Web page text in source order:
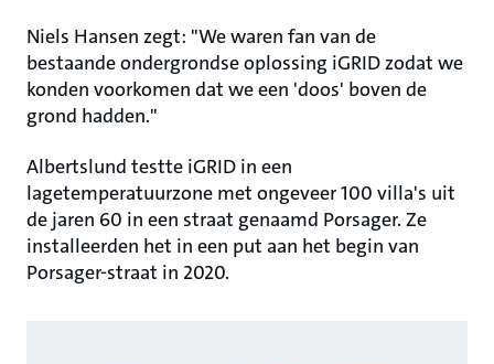
Niels Hansen zegt: "We waren fan van de
bestaande ondergrondse oplossing iGRID zodat we
konden voorkomen dat we een 'doos' boven de
grond hadden."
Albertslund testte iGRID in een
lagetemperatuurzone met ongeveer 100 villa's uit
de jaren 60 in een straat genaamd Porsager. Ze
installeerden het in een put aan het begin van
Porsager-straat in 2020.